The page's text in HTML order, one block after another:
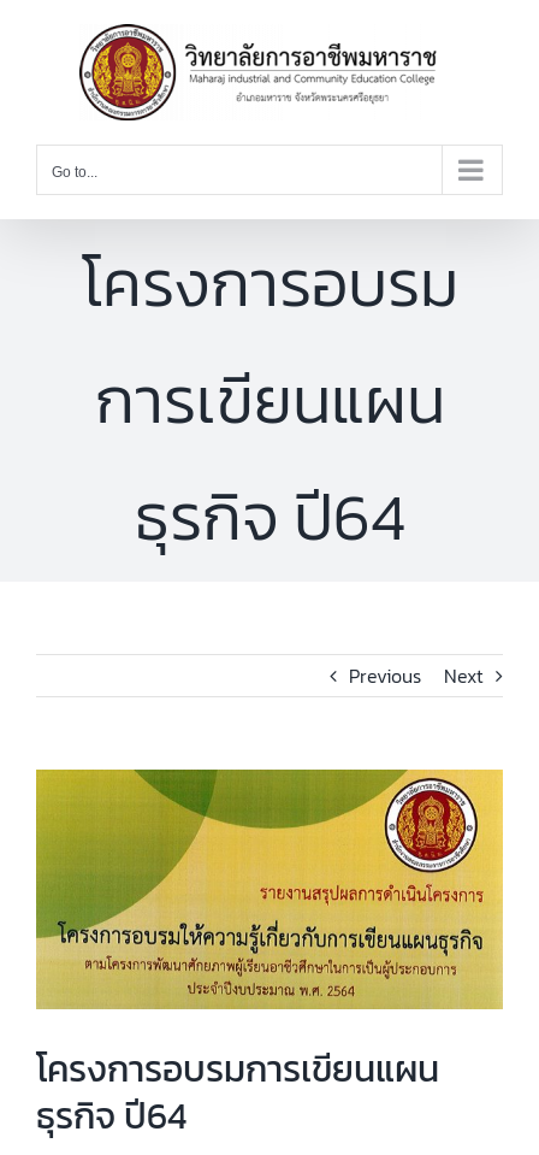
Go to...
โครงการอบรม
การเขียนแผน
ธุรกิจ ปี64
Previous Next
โครงการอบรมการเขียนแผน
ธุรกิจ ปี64